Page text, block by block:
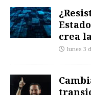
crea
lunes 3